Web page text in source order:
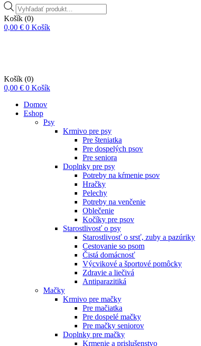
Vyhľadávanie
produktov
Košík (0)
0,00 € 0 Košík
Košík (0)
0,00 € 0 Košík
Domov
Eshop
Psy
Krmivo pre psy
Pre šteniatka
Pre dospelých psov
Pre seniora
Doplnky pre psy
Potreby na kŕmenie psov
Hračky
Pelechy
Potreby na venčenie
Oblečenie
Kočíky pre psov
Starostlivosť o psy
Starostlivosť o srsť, zuby a pazúriky
Cestovanie so psom
Čistá domácnosť
Výcvikové a športové pomôcky
Zdravie a liečivá
Antiparazitiká
Mačky
Krmivo pre mačky
Pre mačiatka
Pre dospelé mačky
Pre mačky seniorov
Doplnky pre mačky
Krmenie a prislušenstvo